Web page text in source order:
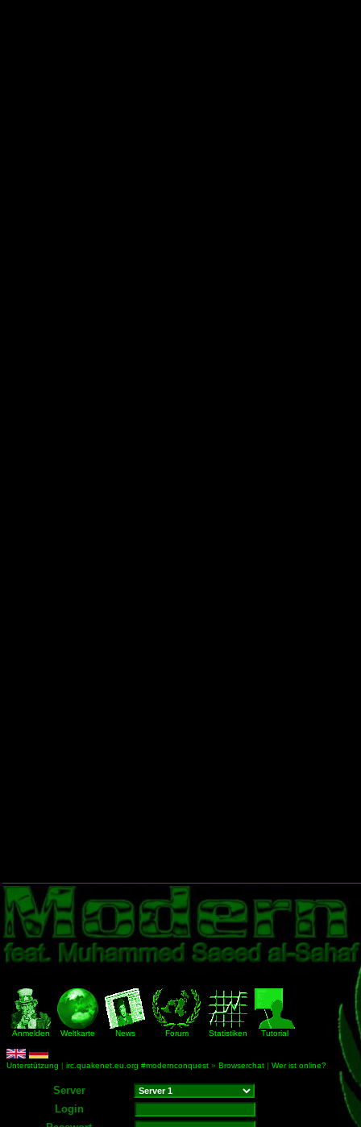
Anmelden Weltkarte News Forum Statistiken Tutorial
Unterstützung | irc.quakenet.eu.org #modernconquest » Browserchat | Wer ist online?
Server
Login